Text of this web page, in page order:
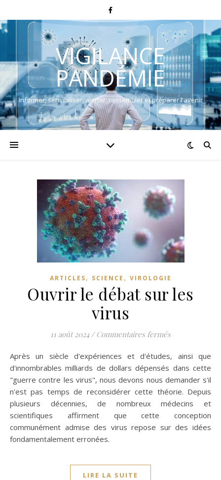
VIGILANCE
PANDÉMIE
Informer, sensibiliser, alerter, rassembler et préparer l'avenir
ARTICLES, SCIENCE , VIROLOGIE
Ouvrir le débat sur les
virus
11 août 2024 / Commentaires ferméssur Ouvrir le
Après un siècle d'expériences et d'études, ainsi que
d'innombrables milliards de dollars dépensés dans cette
"guerre contre les virus", nous devons nous demander s'il
n'est pas temps de reconsidérer cette théorie. Depuis
plusieurs décennies, de nombreux médecins et
scientifiques affirment que cette conception
communément admise des virus repose sur des idées
fondamentalement erronées.
LIRE LA SUITE